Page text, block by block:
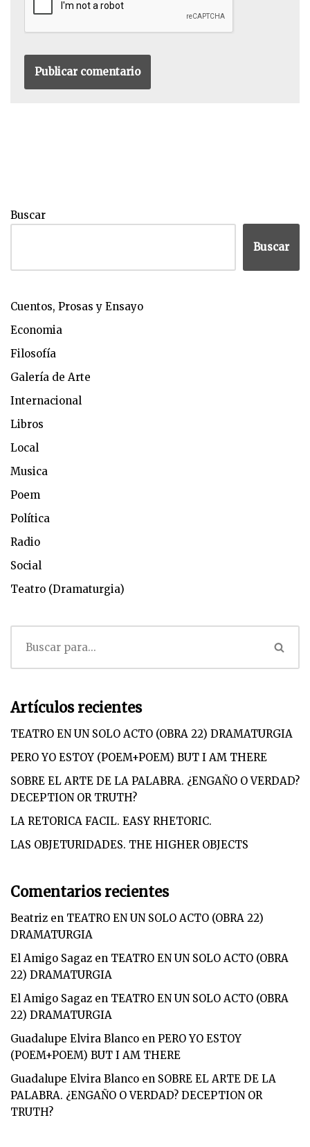
Buscar
Buscar
Cuentos, Prosas y Ensayo
Economia
Filosofía
Galería de Arte
Internacional
Libros
Local
Musica
Poem
Política
Radio
Social
Teatro (Dramaturgia)
Artículos recientes
TEATRO EN UN SOLO ACTO (OBRA 22) DRAMATURGIA
PERO YO ESTOY (POEM+POEM) BUT I AM THERE
SOBRE EL ARTE DE LA PALABRA. ¿ENGAÑO O VERDAD?
DECEPTION OR TRUTH?
LA RETORICA FACIL. EASY RHETORIC.
LAS OBJETURIDADES. THE HIGHER OBJECTS
Comentarios recientes
Beatriz en TEATRO EN UN SOLO ACTO (OBRA 22)
DRAMATURGIA
El Amigo Sagaz en TEATRO EN UN SOLO ACTO (OBRA
22) DRAMATURGIA
El Amigo Sagaz en TEATRO EN UN SOLO ACTO (OBRA
22) DRAMATURGIA
Guadalupe Elvira Blanco en PERO YO ESTOY
(POEM+POEM) BUT I AM THERE
Guadalupe Elvira Blanco en SOBRE EL ARTE DE LA
PALABRA. ¿ENGAÑO O VERDAD? DECEPTION OR
TRUTH?